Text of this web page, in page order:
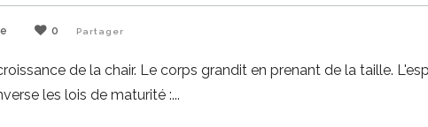
0 Partager
de la chair. Le corps grandit en prenant de la taille.
les lois de maturité :